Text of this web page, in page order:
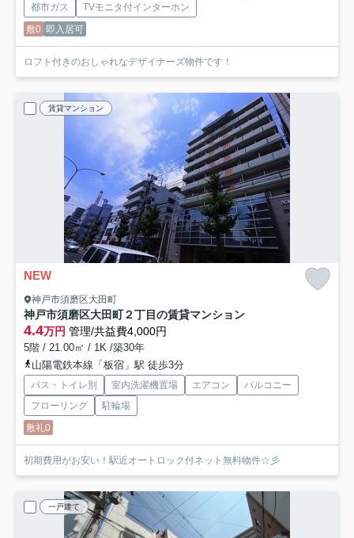
都市ガス
TVモニタ付インターホン
敷0 即入居可
ロフト付きのおしゃれなデザイナーズ物件です！
賃貸マンション
NEW
神戸市須磨区大田町
神戸市須磨区大田町２丁目の賃貸マンション
4.4万円 管理/共益費4,000円
5階 / 21.00㎡ / 1K /築30年
山陽電鉄本線「板宿」駅 徒歩3分
バス・トイレ別 室内洗濯機置場 エアコン
バルコニー
フローリング
駐輪場
敷礼0
初期費用がお安い！駅近オートロック付ネット無料物件☆彡
一戸建て